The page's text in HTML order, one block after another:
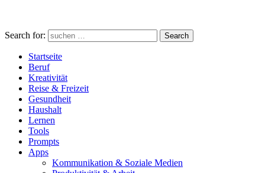
Search for: Search
Startseite
Beruf
Kreativität
Reise & Freizeit
Gesundheit
Haushalt
Lernen
Tools
Prompts
Apps
Kommunikation & Soziale Medien